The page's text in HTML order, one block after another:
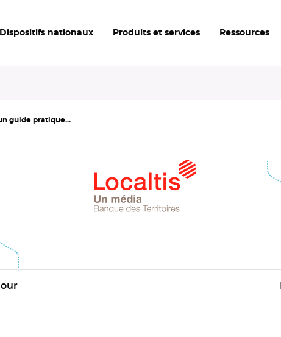
Dispositifs nationaux Produits et services Ressources
guide pratique...